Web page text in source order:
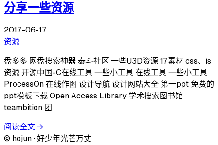
分享一些资源
2017-06-17
资源
盘多多 网盘搜索神器 泰斗社区 一些U3D资源 17素材 css、js
资源 开源中国-C在线工具 一些小工具 在线工具 一些小工具
ProcessOn 在线作图 设计导航 设计网站大全 第一ppt 免费的
ppt模板下载 Open Access Library 学术搜索图书馆
teambition 团
阅读全文 →
© hojun · 好少年光芒万丈